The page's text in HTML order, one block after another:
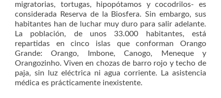
migratorias, tortugas, hipopótamos y cocodrilos- es
considerada Reserva de la Biosfera. Sin embargo, sus
habitantes han de luchar muy duro para salir adelante.
La población, de unos 33.000 habitantes, está
repartidas en cinco islas que conforman Orango
Grande: Orango, Imbone, Canogo, Meneque y
Orangozinho. Viven en chozas de barro rojo y techo de
paja, sin luz eléctrica ni agua corriente. La asistencia
médica es prácticamente inexistente.